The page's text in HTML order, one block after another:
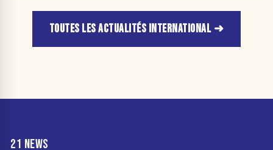
TOUTES LES ACTUALITÉS INTERNATIONAL
21 NEWS